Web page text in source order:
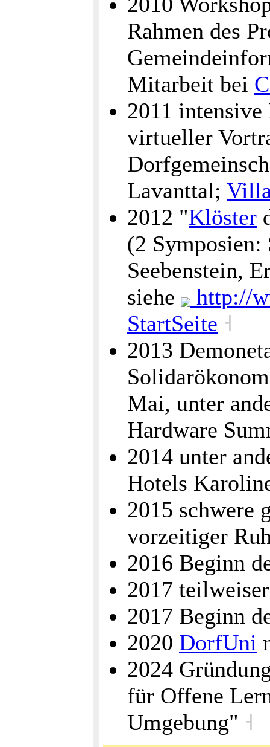
Rahmen des
Mitarbeit bei
2011
virtueller
Lavanttal;
2012 "Klöster
(2
Seebenstein,
siehe
http://
StartSeite ˧
2013
Mai, unter
Hardware
2014 unter
Hotels
2015 schwere
vorzeitiger
2016 Beginn
2017
2017 Beginn
2020 DorfUni
2024
für Offene
Umgebung" ˧